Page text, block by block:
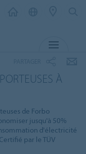
À
de Forbo
jusqu'à 50%
d'électricité
par le TÜV